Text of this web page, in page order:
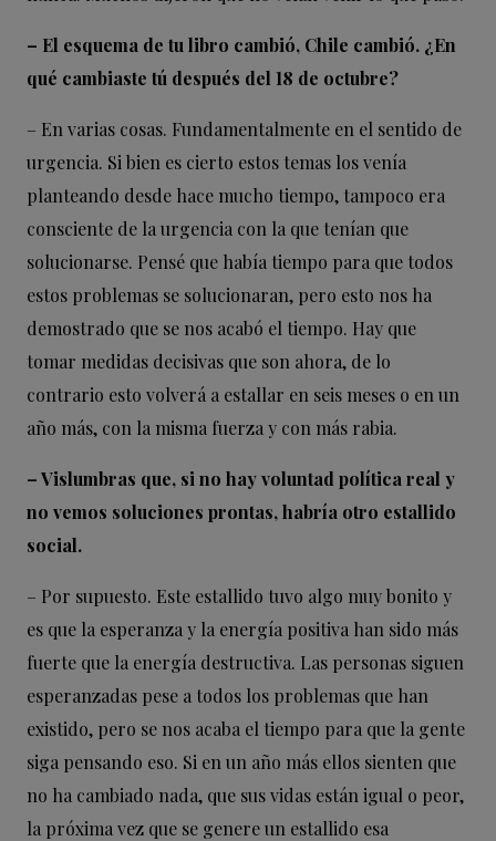
– El esquema de tu libro cambió, Chile cambió. ¿En
qué cambiaste tú después del 18 de octubre?
– En varias cosas. Fundamentalmente en el sentido de
urgencia. Si bien es cierto estos temas los venía
planteando desde hace mucho tiempo, tampoco era
consciente de la urgencia con la que tenían que
solucionarse. Pensé que había tiempo para que todos
estos problemas se solucionaran, pero esto nos ha
demostrado que se nos acabó el tiempo. Hay que
tomar medidas decisivas que son ahora, de lo
contrario esto volverá a estallar en seis meses o en un
año más, con la misma fuerza y con más rabia.
– Vislumbras que, si no hay voluntad política real y
no vemos soluciones prontas, habría otro estallido
social.
– Por supuesto. Este estallido tuvo algo muy bonito y
es que la esperanza y la energía positiva han sido más
fuerte que la energía destructiva. Las personas siguen
esperanzadas pese a todos los problemas que han
existido, pero se nos acaba el tiempo para que la gente
siga pensando eso. Si en un año más ellos sienten que
no ha cambiado nada, que sus vidas están igual o peor,
la próxima vez que se genere un estallido esa